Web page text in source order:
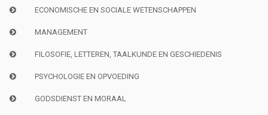
ECONOMISCHE EN SOCIALE WETENSCHAPPEN
MANAGEMENT
FILOSOFIE, LETTEREN, TAALKUNDE EN GESCHIEDENIS
PSYCHOLOGIE EN OPVOEDING
GODSDIENST EN MORAAL